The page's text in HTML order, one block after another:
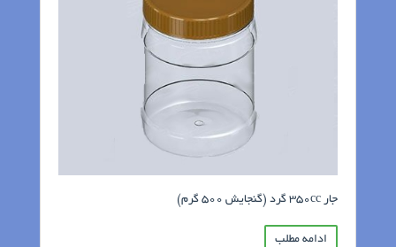
جار 350cc گرد (گنجایش 500 گرم)
ادامه مطلب